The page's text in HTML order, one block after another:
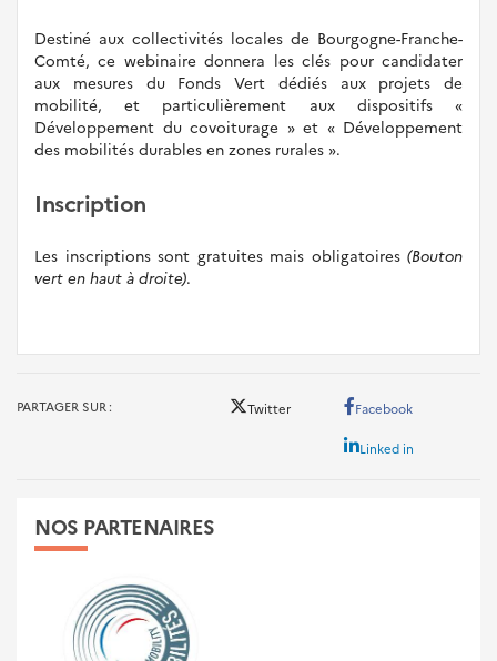
Destiné aux collectivités locales de Bourgogne-Franche-
Comté, ce webinaire donnera les clés pour candidater
aux mesures du Fonds Vert dédiés aux projets de
mobilité, et particulièrement aux dispositifs «
Développement du covoiturage » et « Développement
des mobilités durables en zones rurales ».
Inscription
Les inscriptions sont gratuites mais obligatoires (Bouton
vert en haut à droite).
PARTAGER SUR Twitter Facebook
Linked in
NOS PARTENAIRES